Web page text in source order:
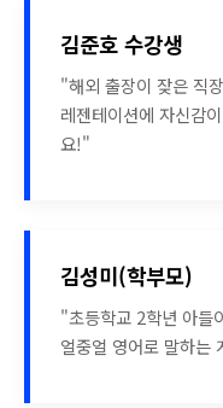
김준호 수강생
"해외 출장이 잦은 직
레젠테이션에 자신감
요!"
김성미(학부모)
"초등학교 2학년 아들
얼중얼 영어로 말하는